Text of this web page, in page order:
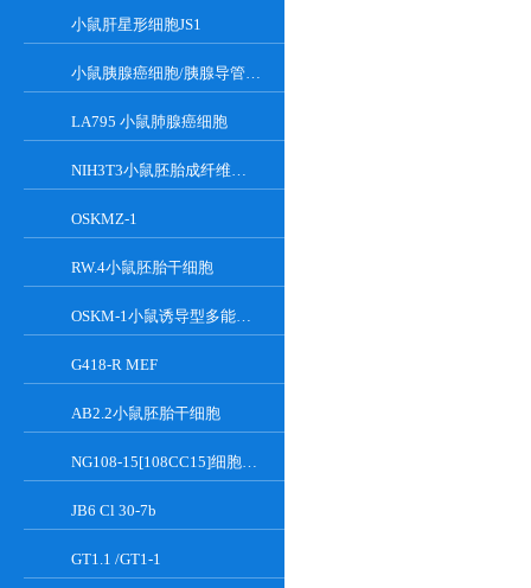
小鼠肝星形细胞JS1
小鼠胰腺癌细胞/胰腺导管癌PAN02
LA795 小鼠肺腺癌细胞
NIH3T3小鼠胚胎成纤维细胞
OSKMZ-1
RW.4小鼠胚胎干细胞
OSKM-1小鼠诱导型多能干细胞
G418-R MEF
AB2.2小鼠胚胎干细胞
NG108-15[108CC15]细胞系|小鼠神经母瘤与大鼠胶质瘤之融合细胞
JB6 Cl 30-7b
GT1.1 /GT1-1